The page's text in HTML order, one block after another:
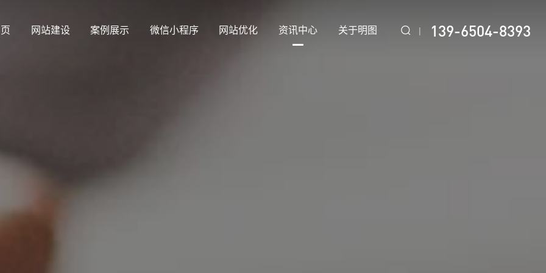
网站建设 案例展示 微信小程序 网站优化 资讯中心 关于明图 139-6504-8393